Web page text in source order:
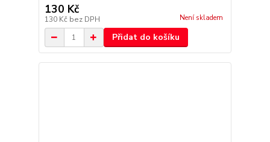
130 Kč
130 Kč bez DPH Není skladem
Přidat do košíku